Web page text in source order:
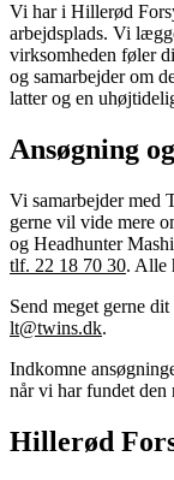
Vi har i Hillerød
arbejdsplads. Vi
virksomheden føler
og samarbejder om
latter og en
Ansøgning
Vi samarbejder med
gerne vil vide mere
og Headhunter
tlf. 22 18 70 30. Alle
Send meget gerne
lt@twins.dk.
Indkomne
når vi har fundet den
Hillerød